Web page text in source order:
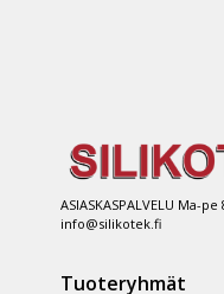
ASIASKASPALVELU Ma-
info@silikotek.fi
Tuoteryhmät